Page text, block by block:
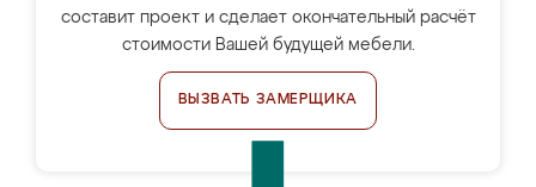
составит проект и сделает окончательный расчёт
стоимости Вашей будущей мебели.
ВЫЗВАТЬ ЗАМЕРЩИКА